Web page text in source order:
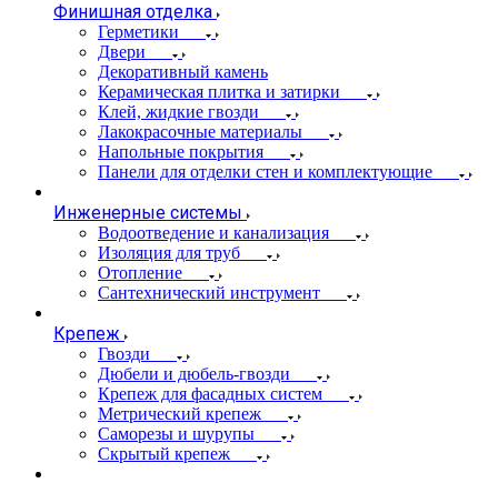
Финишная отделка
Герметики
Двери
Декоративный камень
Керамическая плитка и затирки
Клей, жидкие гвозди
Лакокрасочные материалы
Напольные покрытия
Панели для отделки стен и комплектующие
Инженерные системы
Водоотведение и канализация
Изоляция для труб
Отопление
Сантехнический инструмент
Крепеж
Гвозди
Дюбели и дюбель-гвозди
Крепеж для фасадных систем
Метрический крепеж
Саморезы и шурупы
Скрытый крепеж